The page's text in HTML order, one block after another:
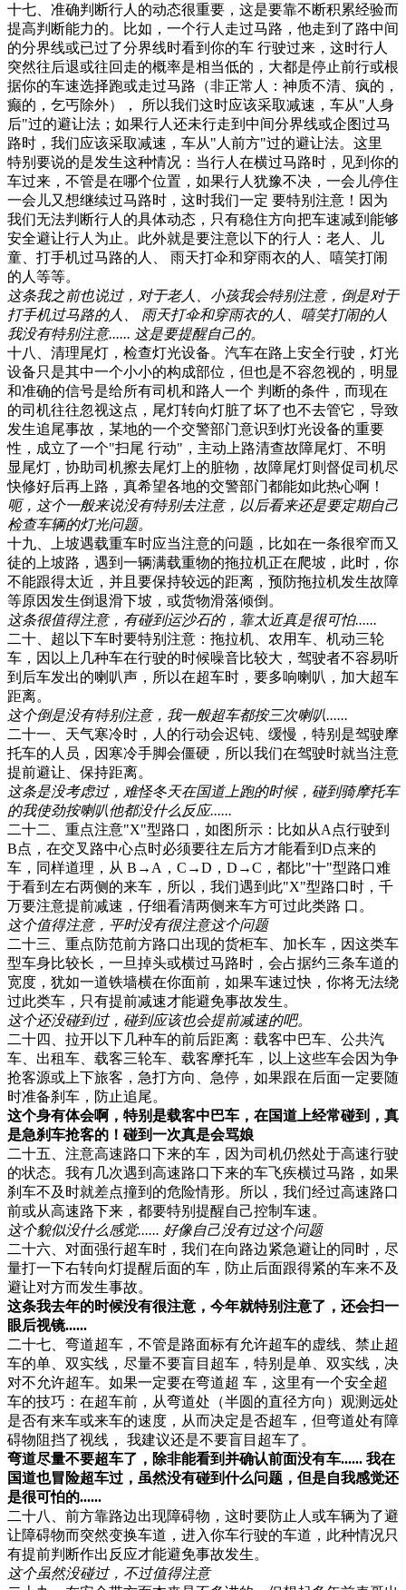
十七、准确判断行人的动态很重要，这是要靠不断积累经验而
提高判断能力的。比如，一个行人走过马路，他走到了路中间
的分界线或已过了分界线时看到你的车 行驶过来，这时行人
突然往后退或往回走的概率是相当低的，大都是停止前行或根
据你的车速选择跑或走过马路（非正常人：神质不清、疯的，
癫的，乞丐除外）， 所以我们这时应该采取减速，车从"人身
后"过的避让法；如果行人还未行走到中间分界线或企图过马
路时，我们应该采取减速，车从"人前方"过的避让法。这里
特别要说的是发生这种情况：当行人在横过马路时，见到你的
车过来，不管是在哪个位置，如果行人犹豫不决，一会儿停住
一会儿又想继续过马路时，这时我们一定 要特别注意！因为
我们无法判断行人的具体动态，只有稳住方向把车速减到能够
安全避让行人为止。此外就是要注意以下的行人：老人、儿
童、打手机过马路的人、 雨天打伞和穿雨衣的人、嘻笑打闹
的人等等。
这条我之前也说过，对于老人、小孩我会特别注意，倒是对于
打手机过马路的人、 雨天打伞和穿雨衣的人、嘻笑打闹的人
我没有特别注意...... 这是要提醒自己的。
十八、清理尾灯，检查灯光设备。汽车在路上安全行驶，灯光
设备只是其中一个小小的构成部位，但也是不容忽视的，明显
和准确的信号是给所有司机和路人一个 判断的条件，而现在
的司机往往忽视这点，尾灯转向灯脏了坏了也不去管它，导致
发生追尾事故，某地的一个交警部门意识到灯光设备的重要
性，成立了一个"扫尾 行动"，主动上路清查故障尾灯、不明
显尾灯，协助司机擦去尾灯上的脏物，故障尾灯则督促司机尽
快修好后再上路，真希望各地的交警部门都能如此热心啊！
呃，这个一般来说没有特别去注意，以后看来还是要定期自己
检查车辆的灯光问题。
十九、上坡遇载重车时应当注意的问题，比如在一条很窄而又
徒的上坡路，遇到一辆满载重物的拖拉机正在爬坡，此时，你
不能跟得太近，并且要保持较远的距离，预防拖拉机发生故障
等原因发生倒退滑下坡，或货物滑落倾倒。
这条很值得注意，有碰到运沙石的，靠太近真是很可怕......
二十、超以下车时要特别注意：拖拉机、农用车、机动三轮
车，因以上几种车在行驶的时候噪音比较大，驾驶者不容易听
到后车发出的喇叭声，所以在超车时，要多响喇叭，加大超车
距离。
这个倒是没有特别注意，我一般超车都按三次喇叭......
二十一、天气寒冷时，人的行动会迟钝、缓慢，特别是驾驶摩
托车的人员，因寒冷手脚会僵硬，所以我们在驾驶时就当注意
提前避让、保持距离。
这条是没考虑过，难怪冬天在国道上跑的时候，碰到骑摩托车
的我使劲按喇叭他都没什么反应......
二十二、重点注意"X"型路口，如图所示：比如从A点行驶到
B点，在交叉路中心点时必须要往左后方才能看到D点来的
车，同样道理，从 B→A，C→D，D→C，都比"十"型路口难
于看到左右两侧的来车，所以，我们遇到此"X"型路口时，千
万要注意提前减速，仔细看清两侧来车方可过此类路 口。
这个值得注意，平时没有很注意这个问题
二十三、重点防范前方路口出现的货柜车、加长车，因这类车
型车身比较长，一旦掉头或横过马路时，会占据约三条车道的
宽度，犹如一道铁墙横在你面前，如果车速过快，你将无法绕
过此类车，只有提前减速才能避免事故发生。
这个还没碰到过，碰到应该也会提前减速的吧。
二十四、拉开以下几种车的前后距离：载客中巴车、公共汽
车、出租车、载客三轮车、载客摩托车，以上这些车会因为争
抢客源或上下旅客，急打方向、急停，如果跟在后面一定要随
时准备刹车，防止追尾。
这个身有体会啊，特别是载客中巴车，在国道上经常碰到，真
是急刹车抢客的！碰到一次真是会骂娘
二十五、注意高速路口下来的车，因为司机仍然处于高速行驶
的状态。我有几次遇到高速路口下来的车飞疾横过马路，如果
刹车不及时就差点撞到的危险情形。所以，我们经过高速路口
前或从高速路下来，都要特别提醒自己控制车速。
这个貌似没什么感觉...... 好像自己没有过这个问题
二十六、对面强行超车时，我们在向路边紧急避让的同时，尽
量打一下右转向灯提醒后面的车，防止后面跟得紧的车来不及
避让对方而发生事故。
这条我去年的时候没有很注意，今年就特别注意了，还会扫一
眼后视镜......
二十七、弯道超车，不管是路面标有允许超车的虚线、禁止超
车的单、双实线，尽量不要盲目超车，特别是单、双实线，决
对不允许超车。如果一定要在弯道超 车，这里有一个安全超
车的技巧：在超车前，从弯道处（半圆的直径方向）观测远处
是否有来车或来车的速度，从而决定是否超车，但弯道处有障
碍物阻挡了视线， 我建议还是不要盲目超车了。
弯道尽量不要超车了，除非能看到并确认前面没有车...... 我在
国道也冒险超车过，虽然没有碰到什么问题，但是自我感觉还
是很可怕的......
二十八、前方靠路边出现障碍物，这时要防止人或车辆为了避
让障碍物而突然变换车道，进入你车行驶的车道，此种情况只
有提前判断作出反应才能避免事故发生。
这个虽然没碰过，不过值得注意